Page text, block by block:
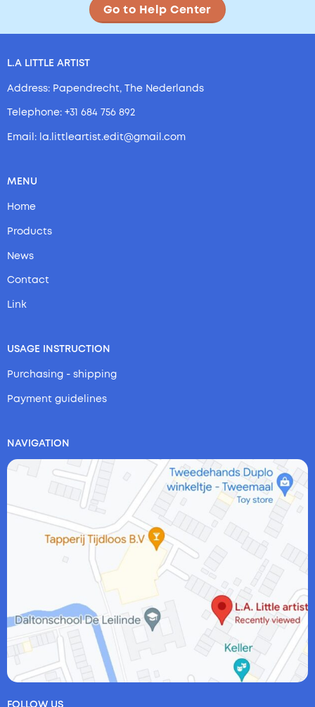
Go to Help Center
L.A LITTLE ARTIST
Address: Papendrecht, The Nederlands
Telephone: +31 684 756 892
Email: la.littleartist.edit@gmail.com
MENU
Home
Products
News
Contact
Link
USAGE INSTRUCTION
Purchasing - shipping
Payment guidelines
NAVIGATION
FOLLOW US